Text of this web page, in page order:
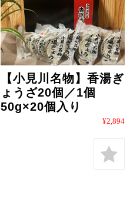
【小見川名物】香湯ぎ
ょうざ20個／1個
50g×20個入り
¥2,894